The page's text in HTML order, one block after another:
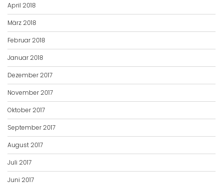
April 2018
März 2018
Februar 2018
Januar 2018
Dezember 2017
November 2017
Oktober 2017
September 2017
August 2017
Juli 2017
Juni 2017